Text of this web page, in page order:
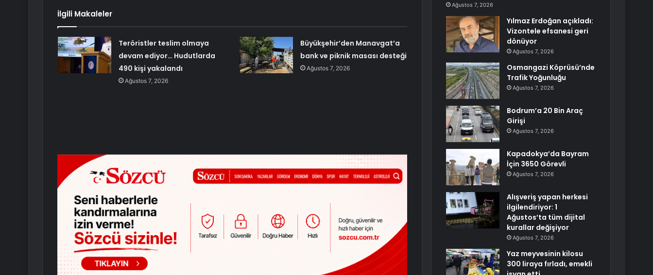
İlgili Makaleler
Teröristler teslim olmaya
devam ediyor… Hudutlarda
490 kişi yakalandı
Ağustos 7, 2026
Büyükşehir’den Manavgat’a
bank ve piknik masası desteği
Ağustos 7, 2026
Ağustos 7, 2026
Yılmaz Erdoğan açıkladı:
Vizontele efsanesi geri
dönüyor
Ağustos 7, 2026
Osmangazi Köprüsü’nde
Trafik Yoğunluğu
Ağustos 7, 2026
Bodrum’a 20 Bin Araç
Girişi
Ağustos 7, 2026
Kapadokya’da Bayram
İçin 3650 Görevli
Ağustos 7, 2026
Alışveriş yapan herkesi
ilgilendiriyor: 1
Ağustos’ta tüm dijital
kurallar değişiyor
Ağustos 7, 2026
Yaz meyvesinin kilosu
300 liraya fırladı, emekli